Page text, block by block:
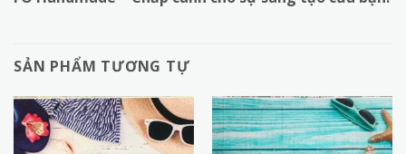
SẢN PHẨM TƯƠNG TỰ